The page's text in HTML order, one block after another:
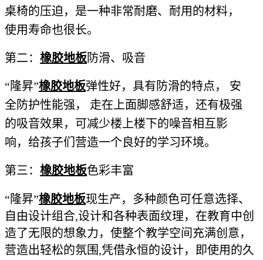
桌椅的压迫，是一种非常耐磨、耐用的材料，
使用寿命也很长。
第二： 橡胶地板防滑、吸音
“隆昇”橡胶地板弹性好，具有防滑的特点， 安
全防护性能强， 走在上面脚感舒适，还有极强
的吸音效果，可减少楼上楼下的噪音相互影
响，给孩子们营造一个良好的学习环境。
第三： 橡胶地板色彩丰富
“隆昇”橡胶地板现生产，多种颜色可任意选择、
自由设计组合,设计和各种表面纹理，在教育中创
造了无限的想象力，使整个教学空间充满创意，
营造出轻松的氛围,凭借永恒的设计，即使用的久